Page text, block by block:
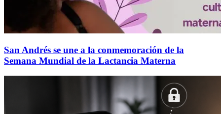
San Andrés se une a la conmemoración de la
Semana Mundial de la Lactancia Materna